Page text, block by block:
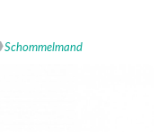
Schommelmand